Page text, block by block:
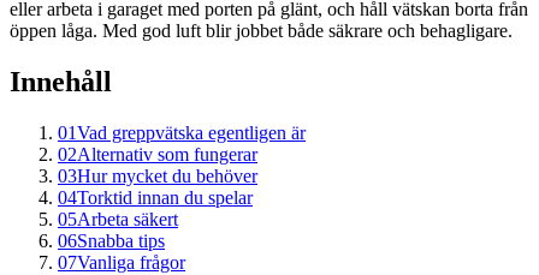
eller arbeta i garaget med porten på glänt, och håll vätskan borta från
öppen låga. Med god luft blir jobbet både säkrare och behagligare.
Innehåll
01Vad greppvätska egentligen är
02Alternativ som fungerar
03Hur mycket du behöver
04Torktid innan du spelar
05Arbeta säkert
06Snabba tips
07Vanliga frågor